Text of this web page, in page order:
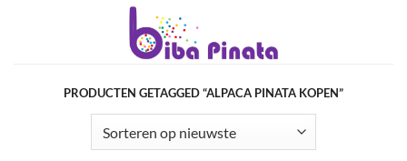
PRODUCTEN GETAGGED “ALPACA PINATA KOPEN”